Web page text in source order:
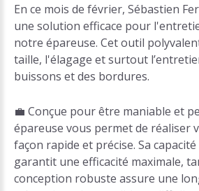
En ce mois de février, Sébastien
une solution efficace pour
notre épareuse. Cet outil
taille, l'élagage et surtout
buissons et des bordures.
💼 Conçue pour être maniable et
épareuse vous permet de réaliser
façon rapide et précise. Sa
garantit une efficacité maximale,
conception robuste assure une